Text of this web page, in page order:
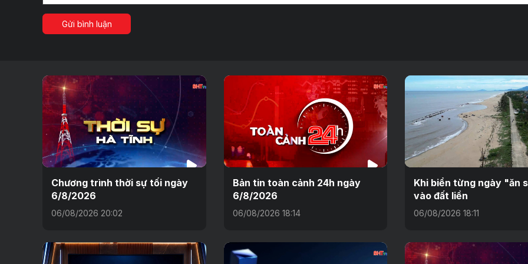
Gửi bình luận
Chương trình thời sự tối ngày
6/8/2026
06/08/2026 20:02
Bản tin toàn cảnh 24h ngày
6/8/2026
06/08/2026 18:14
Khi biển từng ngày "ăn
vào đất liền
06/08/2026 18:11